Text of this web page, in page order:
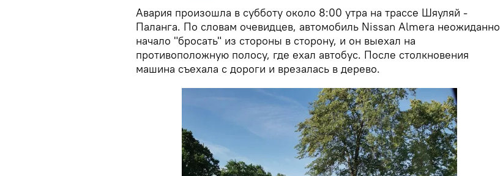
Авария произошла в субботу около 8:00 утра на трассе Шяуляй -
Паланга. По словам очевидцев, автомобиль Nissan Almera неожиданно
начало "бросать" из стороны в сторону, и он выехал на
противоположную полосу, где ехал автобус. После столкновения
машина съехала с дороги и врезалась в дерево.